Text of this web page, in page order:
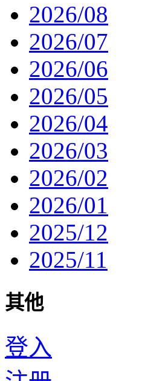
2026/08
2026/07
2026/06
2026/05
2026/04
2026/03
2026/02
2026/01
2025/12
2025/11
其他
登入